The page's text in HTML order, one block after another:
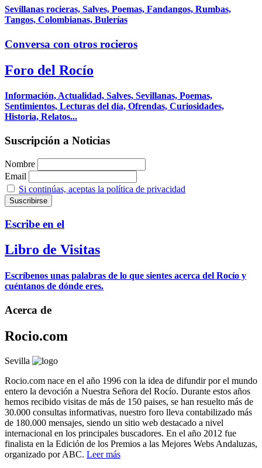
Sevillanas rocieras, Salves, Poemas, Fandangos, Rumbas,
Tangos, Colombianas, Bulerías
Conversa con otros rocieros
Foro del Rocío
Información, Actualidad, Salves, Sevillanas, Poemas,
Sentimientos, Lecturas del día, Ofrendas, Curiosidades,
Historia, Relatos...
Suscripción a Noticias
Nombre
Email
Si continúas, aceptas la política de privacidad
Escribe en el
Libro de Visitas
Escríbenos unas palabras de lo que sientes acerca del Rocío y
cuéntanos de dónde eres.
Acerca de
Rocio.com
Sevilla
Rocio.com nace en el año 1996 con la idea de difundir por el mundo
entero la devoción a Nuestra Señora del Rocío. Durante estos años
hemos recibido visitas de más de 150 paises, se han resuelto más de
30.000 consultas informativas, nuestro foro lleva contabilizado más
de 180.000 mensajes, siendo un sitio web destacado a nivel
internacional en los principales buscadores. En el año 2012 fue
finalista en la Edición de los Premios a las Mejores Webs Andaluzas,
organizado por ABC. Leer más